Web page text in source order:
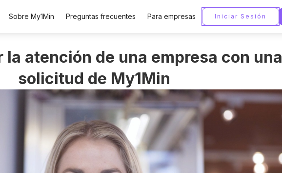
Sobre My1Min Preguntas frecuentes Para empresas Iniciar Sesión
la atención de una empresa con una
solicitud de My1Min